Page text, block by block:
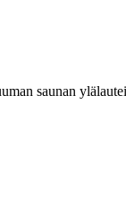
saunan